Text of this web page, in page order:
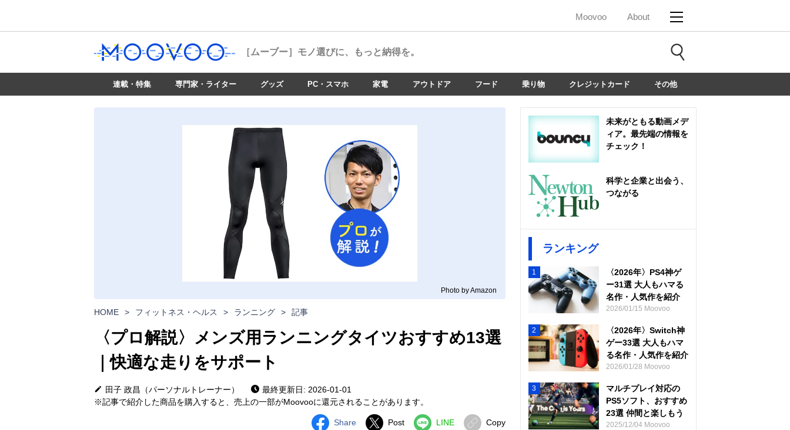
Moovoo About
［ムーブー］ モノ選びに、もっと納得を。
連載・特集 専門家・ライター グッズ PC・スマホ 家電 アウトドア フード 乗り物 クレジットカード その他
Photo by Amazon
HOME > フィットネス・ヘルス > ランニング > 記事
〈プロ解説〉メンズ用ランニングタイツおすすめ13選
｜快適な走りをサポート
田子 政昌（パーソナルトレーナー）
最終更新日: 2026-01-01
※記事で紹介した商品を購入すると、売上の一部がMoovooに還元されることがあります。
Share Post LINE Copy
未来がともる動画メデ
ィア。最先端の情報を
チェック！
科学と企業と出会う、
つながる
ランキング
1
〈2026年〉PS4神ゲ
ー31選 大人もハマる
名作・人気作を紹介
2026/01/15 Moovoo
2
〈2026年〉Switch神
ゲー33選 大人もハマ
る名作・人気作を紹介
2026/01/28 Moovoo
3
マルチプレイ対応の
PS5ソフト、おすすめ
23選 仲間と楽しもう
2025/12/04 Moovoo